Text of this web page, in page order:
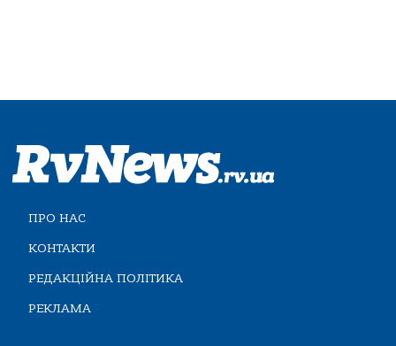
ПРО НАС
КОНТАКТИ
РЕДАКЦІЙНА ПОЛІТИКА
РЕКЛАМА